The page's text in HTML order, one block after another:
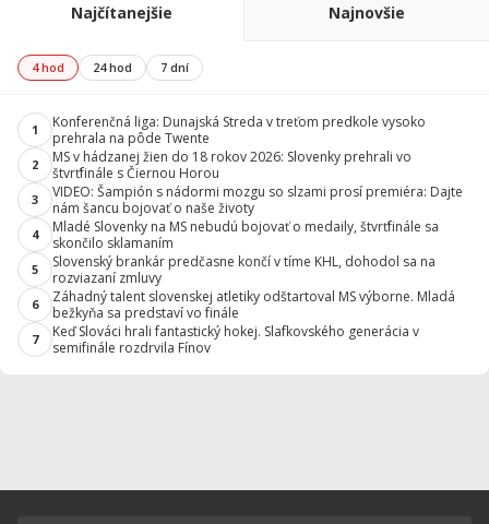
Najčítanejšie Najnovšie
4 hod 24 hod 7 dní
1
Konferenčná liga: Dunajská Streda v treťom predkole vysoko
prehrala na pôde Twente
2
MS v hádzanej žien do 18 rokov 2026: Slovenky prehrali vo
štvrťfinále s Čiernou Horou
3
VIDEO: Šampión s nádormi mozgu so slzami prosí premiéra: Dajte
nám šancu bojovať o naše životy
4
Mladé Slovenky na MS nebudú bojovať o medaily, štvrťfinále sa
skončilo sklamaním
5
Slovenský brankár predčasne končí v tíme KHL, dohodol sa na
rozviazaní zmluvy
6
Záhadný talent slovenskej atletiky odštartoval MS výborne. Mladá
bežkyňa sa predstaví vo finále
7
Keď Slováci hrali fantastický hokej. Slafkovského generácia v
semifinále rozdrvila Fínov